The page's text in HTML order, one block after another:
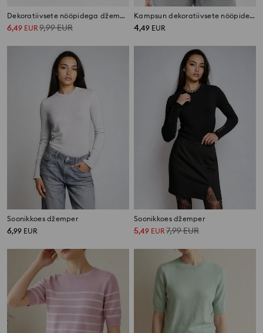
Dekoratiivsete nööpidega džemper
6,49 EUR9,99EUR
Kampsun dekoratiivsete nööpidega varrukatel
4,49 EUR
Soonikkoes džemper
6,99 EUR
Soonikkoes džemper
5,49 EUR 7,99EUR